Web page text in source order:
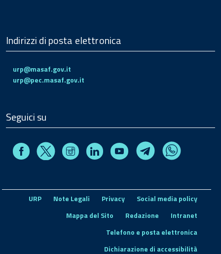
Indirizzi di posta elettronica
urp@masaf.gov.it
urp@pec.masaf.gov.it
Seguici su
FacebookX InstagramLinkedin Youtube TelegramWhatsapp
URP Note Legali Privacy
Social media policy
Mappa del Sito
Redazione
Intranet
Telefono e posta elettronica
Dichiarazione di accessibilità